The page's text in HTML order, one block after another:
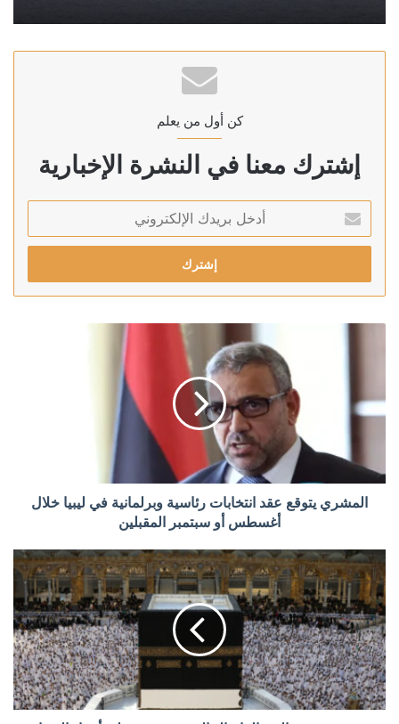
كن أول من يعلم
إشترك معنا في النشرة الإخبارية
بريدك
الإلكتروني
المشري يتوقع عقد انتخابات رئاسية وبرلمانية في ليبيا خلال
أغسطس أو سبتمبر المقبلين